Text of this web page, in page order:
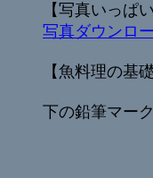
【写真いっぱ
写真ダウンロ
【魚料理の基
下の鉛筆マー